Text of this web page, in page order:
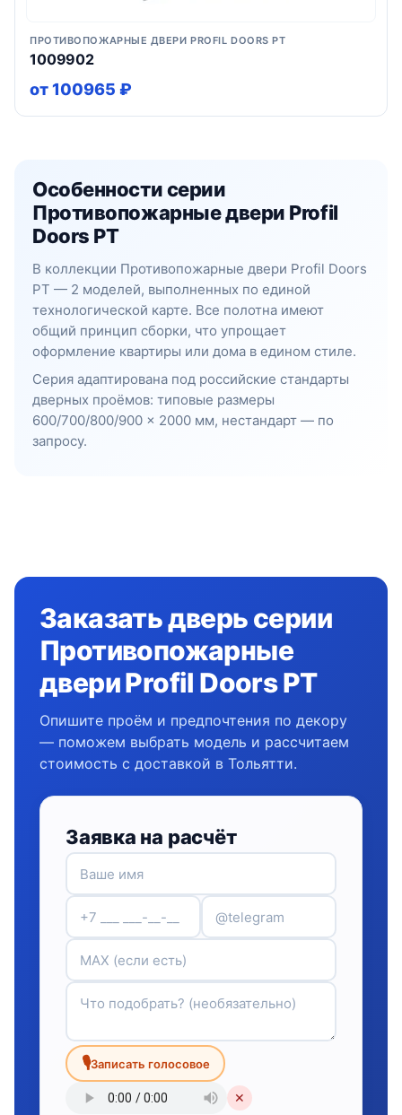
ПРОТИВОПОЖАРНЫЕ ДВЕРИ PROFIL DOORS PT
1009902
от 100965 ₽
Особенности серии
Противопожарные двери Profil
Doors PT
В коллекции Противопожарные двери Profil Doors
PT — 2 моделей, выполненных по единой
технологической карте. Все полотна имеют
общий принцип сборки, что упрощает
оформление квартиры или дома в едином стиле.
Серия адаптирована под российские стандарты
дверных проёмов: типовые размеры
600/700/800/900 × 2000 мм, нестандарт — по
запросу.
Заказать дверь серии
Противопожарные
двери Profil Doors PT
Опишите проём и предпочтения по декору
— поможем выбрать модель и рассчитаем
стоимость с доставкой в Тольятти.
Заявка на расчёт
🎙Записать голосовое
✕